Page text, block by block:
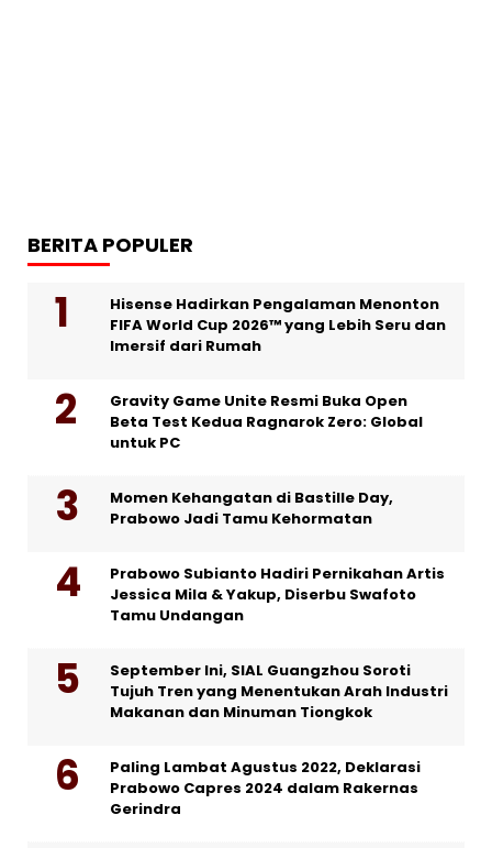
BERITA POPULER
Hisense Hadirkan Pengalaman Menonton
FIFA World Cup 2026™ yang Lebih Seru dan
Imersif dari Rumah
Gravity Game Unite Resmi Buka Open
Beta Test Kedua Ragnarok Zero: Global
untuk PC
Momen Kehangatan di Bastille Day,
Prabowo Jadi Tamu Kehormatan
Prabowo Subianto Hadiri Pernikahan Artis
Jessica Mila & Yakup, Diserbu Swafoto
Tamu Undangan
September Ini, SIAL Guangzhou Soroti
Tujuh Tren yang Menentukan Arah Industri
Makanan dan Minuman Tiongkok
Paling Lambat Agustus 2022, Deklarasi
Prabowo Capres 2024 dalam Rakernas
Gerindra